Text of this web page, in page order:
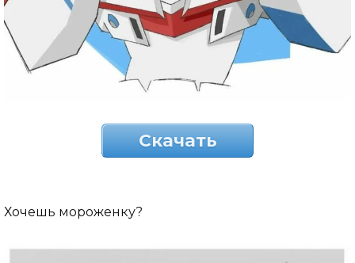
Скачать
Хочешь мороженку?